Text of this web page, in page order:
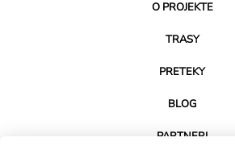
O PROJEKTE
TRASY
PRETEKY
BLOG
PARTNERI